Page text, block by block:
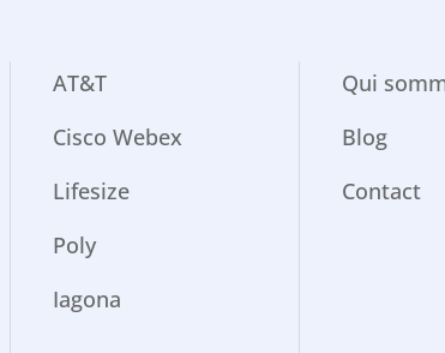
AT&T
Cisco Webex
Lifesize
Poly
Iagona
Qui
Blog
Contact